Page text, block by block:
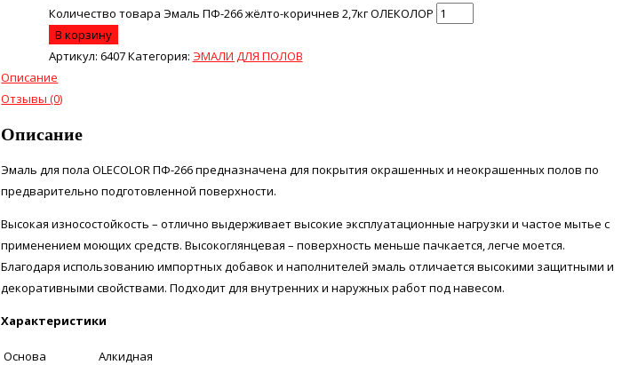
Количество товара Эмаль ПФ-266 жёлто-коричнев 2,7кг ОЛЕКОЛОР
В корзину
Артикул: 6407Категория: ЭМАЛИ ДЛЯ ПОЛОВ
Описание
Отзывы (0)
Описание
Эмаль для пола OLECOLOR ПФ-266 предназначена для покрытия окрашенных и неокрашенных полов по
предварительно подготовленной поверхности.
Высокая износостойкость – отлично выдерживает высокие эксплуатационные нагрузки и частое мытье с
применением моющих средств. Высокоглянцевая – поверхность меньше пачкается, легче моется.
Благодаря использованию импортных добавок и наполнителей эмаль отличается высокими защитными и
декоративными свойствами. Подходит для внутренних и наружных работ под навесом.
Характеристики
Основа
Алкидная